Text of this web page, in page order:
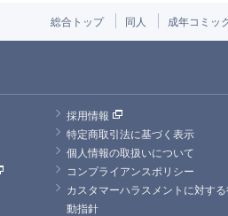
総合トップ 同人 成年コミッ
採用情報
特定商取引法に基づく表示
個人情報の取扱いについて
コンプライアンスポリシー
カスタマーハラスメントに対す
動指針